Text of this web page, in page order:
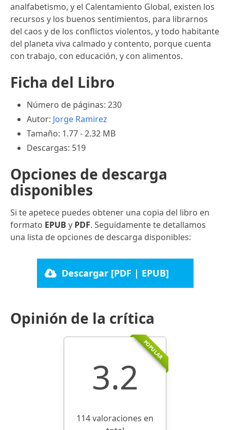
analfabetismo, y el Calentamiento Global, existen los
recursos y los buenos sentimientos, para librarnos
del caos y de los conflictos violentos, y todo habitante
del planeta viva calmado y contento, porque cuenta
con trabajo, con educación, y con alimentos.
Ficha del Libro
Número de páginas: 230
Autor: Jorge Ramirez
Tamaño: 1.77 - 2.32 MB
Descargas: 519
Opciones de descarga
disponibles
Si te apetece puedes obtener una copia del libro en
formato EPUB y PDF. Seguidamente te detallamos
una lista de opciones de descarga disponibles:
Descargar [PDF | EPUB]
Opinión de la crítica
POPULAR
3.2
114 valoraciones en